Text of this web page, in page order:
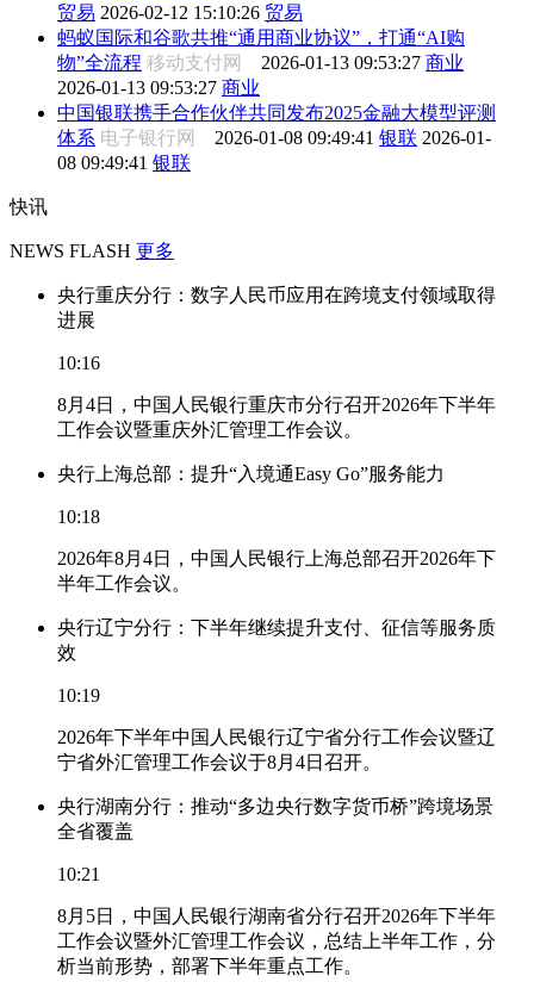
贸易 2026-02-12 15:10:26 贸易
蚂蚁国际和谷歌共推“通用商业协议”，打通“AI购
物”全流程 移动支付网 2026-01-13 09:53:27 商业
2026-01-13 09:53:27 商业
中国银联携手合作伙伴共同发布2025金融大模型评测
体系 电子银行网 2026-01-08 09:49:41 银联 2026-01-
08 09:49:41 银联
快讯
NEWS FLASH 更多
央行重庆分行：数字人民币应用在跨境支付领域取得
进展
10:16
8月4日，中国人民银行重庆市分行召开2026年下半年
工作会议暨重庆外汇管理工作会议。
央行上海总部：提升“入境通Easy Go”服务能力
10:18
2026年8月4日，中国人民银行上海总部召开2026年下
半年工作会议。
央行辽宁分行：下半年继续提升支付、征信等服务质
效
10:19
2026年下半年中国人民银行辽宁省分行工作会议暨辽
宁省外汇管理工作会议于8月4日召开。
央行湖南分行：推动“多边央行数字货币桥”跨境场景
全省覆盖
10:21
8月5日，中国人民银行湖南省分行召开2026年下半年
工作会议暨外汇管理工作会议，总结上半年工作，分
析当前形势，部署下半年重点工作。